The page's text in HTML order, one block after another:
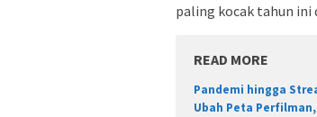
paling kocak tahun ini
READ MORE
Pandemi hingga
Ubah Peta